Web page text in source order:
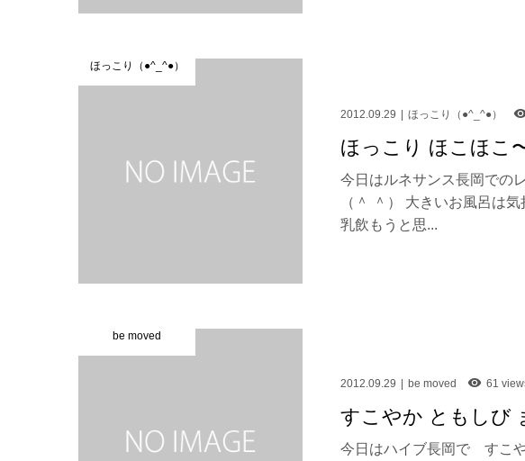
ほっこり（●^_^●）
2012.09.29 ほっこり（●^_^●）
ほっこり ほこほこ
今日はルネサンス長岡での
（＾ ＾） 大きいお風呂は
乳飲もうと思...
be moved
2012.09.29 be moved 61
すこやか ともしび
今日はハイブ長岡で すこ